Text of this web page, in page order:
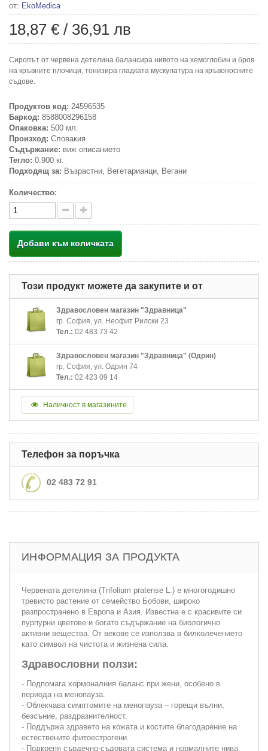
от: EkoMedica
18,87 € / 36,91 лв
Сиропът от червена детелина балансира нивото на хемоглобин и броя
на кръвните плочици, тонизира гладката мускулатура на кръвоносните
съдове.
Продуктов код: 24596535
Баркод: 8588008296158
Опаковка: 500 мл.
Произход: Словакия
Съдържание: виж описанието
Тегло: 0.900 кг.
Подходящ за: Възрастни, Вегетарианци, Вегани
Количество:
Добави към количката
Този продукт можете да закупите и от
Здравословен магазин "Здравница"
гр. София, ул. Неофит Рилски 23
Тел.: 02 483 73 42
Здравословен магазин "Здравница" (Одрин)
гр. София, ул. Одрин 74
Тел.: 02 423 09 14
Наличност в магазините
Телефон за поръчка
02 483 72 91
ИНФОРМАЦИЯ ЗА ПРОДУКТА
Червената детелина (Trifolium pratense L.) е многогодишно
тревисто растение от семейство Бобови, широко
разпространено в Европа и Азия. Известна е с красивите си
пурпурни цветове и богато съдържание на биологично
активни вещества. От векове се използва в билколечението
като символ на чистота и жизнена сила.
Здравословни ползи:
- Подпомага хормоналния баланс при жени, особено в
периода на менопауза.
- Облекчава симптомите на менопауза – горещи вълни,
безсъние, раздразнителност.
- Поддържа здравето на кожата и костите благодарение на
естествените фитоестрогени.
- Подкрепя сърдечно-съдовата система и нормалните нива